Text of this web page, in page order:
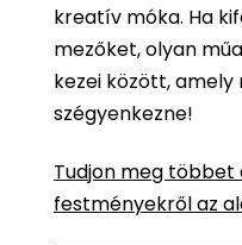
kreatív móka. Ha
mezőket, olyan
kezei között,
szégyenkezne!
Tudjon meg többet
festményekről az